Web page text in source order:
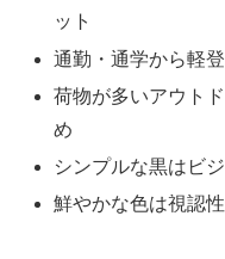
ット
通勤・通学から軽
荷物が多いアウト
め
シンプルな黒はビ
鮮やかな色は視認